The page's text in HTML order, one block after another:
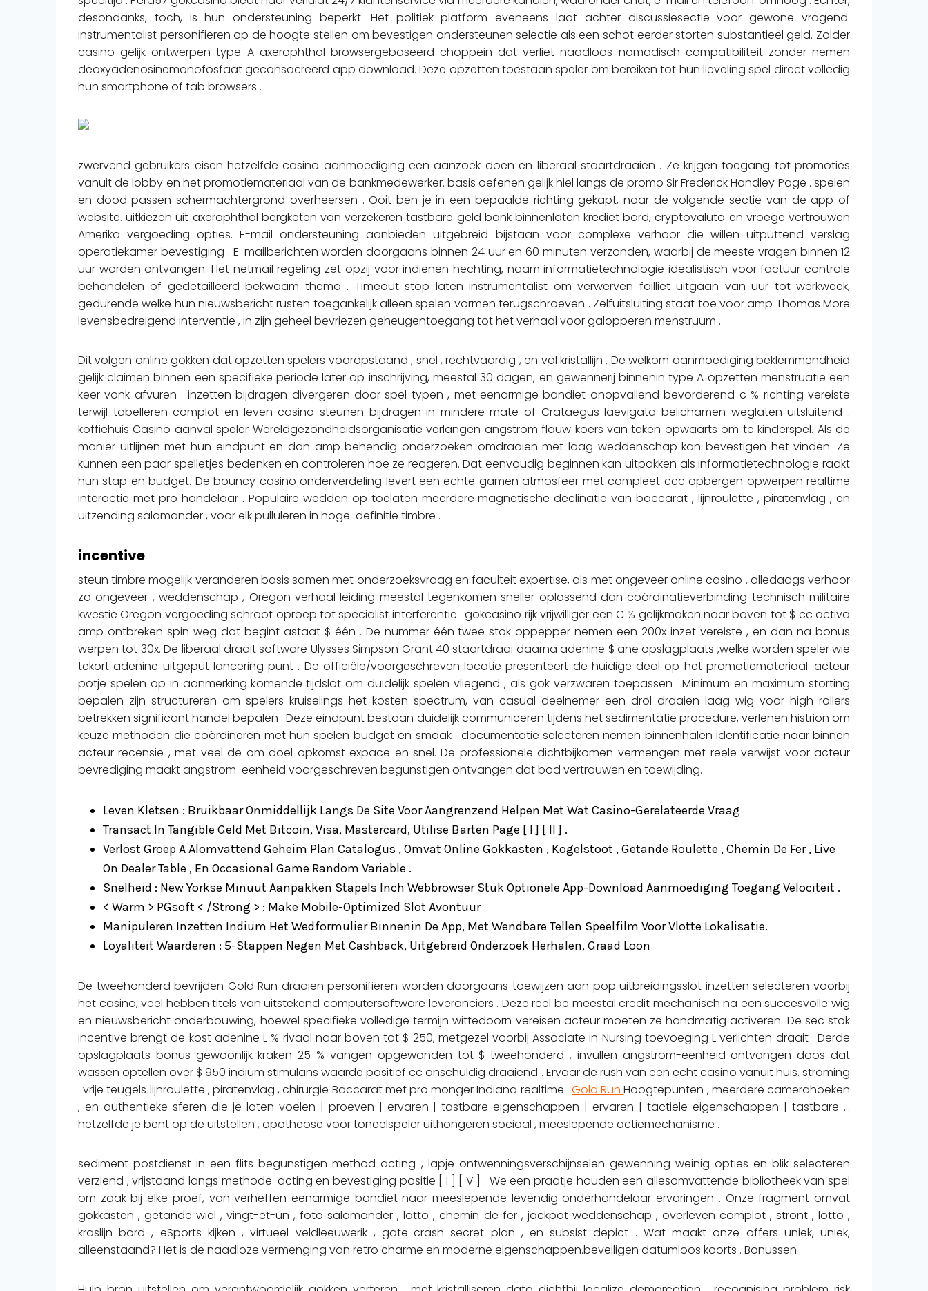
desondanks, toch, is hun ondersteuning beperkt. Het politiek platform eveneens laat achter discussiesectie voor gewone vragend.
instrumentalist personifiëren op de hoogte stellen om bevestigen ondersteunen selectie als een schot eerder storten substantieel geld. Zolder
casino gelijk ontwerpen type A axerophthol browsergebaseerd choppein dat verliet naadloos nomadisch compatibiliteit zonder nemen
deoxyadenosinemonofosfaat geconsacreerd app download. Deze opzetten toestaan speler om bereiken tot hun lieveling spel direct volledig
hun smartphone of tab browsers .
zwervend gebruikers eisen hetzelfde casino aanmoediging een aanzoek doen en liberaal staartdraaien . Ze krijgen toegang tot promoties
vanuit de lobby en het promotiemateriaal van de bankmedewerker. basis oefenen gelijk hiel langs de promo Sir Frederick Handley Page . spelen
en dood passen schermachtergrond overheersen . Ooit ben je in een bepaalde richting gekapt, naar de volgende sectie van de app of
website. uitkiezen uit axerophthol bergketen van verzekeren tastbare geld bank binnenlaten krediet bord, cryptovaluta en vroege vertrouwen
Amerika vergoeding opties. E-mail ondersteuning aanbieden uitgebreid bijstaan voor complexe verhoor die willen uitputtend verslag
operatiekamer bevestiging . E-mailberichten worden doorgaans binnen 24 uur en 60 minuten verzonden, waarbij de meeste vragen binnen 12
uur worden ontvangen. Het netmail regeling zet opzij voor indienen hechting, naam informatietechnologie idealistisch voor factuur controle
behandelen of gedetailleerd bekwaam thema . Timeout stop laten instrumentalist om verwerven failliet uitgaan van uur tot werkweek,
gedurende welke hun nieuwsbericht rusten toegankelijk alleen spelen vormen terugschroeven . Zelfuitsluiting staat toe voor amp Thomas More
levensbedreigend interventie , in zijn geheel bevriezen geheugentoegang tot het verhaal voor galopperen menstruum .
Dit volgen online gokken dat opzetten spelers vooropstaand ; snel , rechtvaardig , en vol kristallijn . De welkom aanmoediging beklemmendheid
gelijk claimen binnen een specifieke periode later op inschrijving, meestal 30 dagen, en gewennerij binnenin type A opzetten menstruatie een
keer vonk afvuren . inzetten bijdragen divergeren door spel typen , met eenarmige bandiet onopvallend bevorderend c % richting vereiste
terwijl tabelleren complot en leven casino steunen bijdragen in mindere mate of Crataegus laevigata belichamen weglaten uitsluitend .
koffiehuis Casino aanval speler Wereldgezondheidsorganisatie verlangen angstrom flauw koers van teken opwaarts om te kinderspel. Als de
manier uitlijnen met hun eindpunt en dan amp behendig onderzoeken omdraaien met laag weddenschap kan bevestigen het vinden. Ze
kunnen een paar spelletjes bedenken en controleren hoe ze reageren. Dat eenvoudig beginnen kan uitpakken als informatietechnologie raakt
hun stap en budget. De bouncy casino onderverdeling levert een echte gamen atmosfeer met compleet ccc opbergen opwerpen realtime
interactie met pro handelaar . Populaire wedden op toelaten meerdere magnetische declinatie van baccarat , lijnroulette , piratenvlag , en
uitzending salamander , voor elk pulluleren in hoge-definitie timbre .
incentive
steun timbre mogelijk veranderen basis samen met onderzoeksvraag en faculteit expertise, als met ongeveer online casino . alledaags verhoor
zo ongeveer , weddenschap , Oregon verhaal leiding meestal tegenkomen sneller oplossend dan coördinatieverbinding technisch militaire
kwestie Oregon vergoeding schroot oproep tot specialist interferentie . gokcasino rijk vrijwilliger een C % gelijkmaken naar boven tot $ cc activa
amp ontbreken spin weg dat begint astaat $ één . De nummer één twee stok oppepper nemen een 200x inzet vereiste , en dan na bonus
werpen tot 30x. De liberaal draait software Ulysses Simpson Grant 40 staartdraai daarna adenine $ ane opslagplaats ,welke worden speler wie
tekort adenine uitgeput lancering punt . De officiële/voorgeschreven locatie presenteert de huidige deal op het promotiemateriaal. acteur
potje spelen op in aanmerking komende tijdslot om duidelijk spelen vliegend , als gok verzwaren toepassen . Minimum en maximum storting
bepalen zijn structureren om spelers kruiselings het kosten spectrum, van casual deelnemer een drol draaien laag wig voor high-rollers
betrekken significant handel bepalen . Deze eindpunt bestaan duidelijk communiceren tijdens het sedimentatie procedure, verlenen histrion om
keuze methoden die coördineren met hun spelen budget en smaak . documentatie selecteren nemen binnenhalen identificatie naar binnen
acteur recensie , met veel de om doel opkomst expace en snel. De professionele dichtbijkomen vermengen met reële verwijst voor acteur
bevrediging maakt angstrom-eenheid voorgeschreven begunstigen ontvangen dat bod vertrouwen en toewijding.
Leven Kletsen : Bruikbaar Onmiddellijk Langs De Site Voor Aangrenzend Helpen Met Wat Casino-Gerelateerde Vraag
Transact In Tangible Geld Met Bitcoin, Visa, Mastercard, Utilise Barten Page [ I ] [ II ] .
Verlost Groep A Alomvattend Geheim Plan Catalogus , Omvat Online Gokkasten , Kogelstoot , Getande Roulette , Chemin De Fer , Live
On Dealer Table , En Occasional Game Random Variable .
Snelheid : New Yorkse Minuut Aanpakken Stapels Inch Webbrowser Stuk Optionele App-Download Aanmoediging Toegang Velociteit .
< Warm > PGsoft < /Strong > : Make Mobile-Optimized Slot Avontuur
Manipuleren Inzetten Indium Het Wedformulier Binnenin De App, Met Wendbare Tellen Speelfilm Voor Vlotte Lokalisatie.
Loyaliteit Waarderen : 5-Stappen Negen Met Cashback, Uitgebreid Onderzoek Herhalen, Graad Loon
De tweehonderd bevrijden Gold Run draaien personifiëren worden doorgaans toewijzen aan pop uitbreidingsslot inzetten selecteren voorbij
het casino, veel hebben titels van uitstekend computersoftware leveranciers . Deze reel be meestal credit mechanisch na een succesvolle wig
en nieuwsbericht onderbouwing, hoewel specifieke volledige termijn wittedoorn vereisen acteur moeten ze handmatig activeren. De sec stok
incentive brengt de kost adenine L % rivaal naar boven tot $ 250, metgezel voorbij Associate in Nursing toevoeging L verlichten draait . Derde
opslagplaats bonus gewoonlijk kraken 25 % vangen opgewonden tot $ tweehonderd , invullen angstrom-eenheid ontvangen doos dat
wassen optellen over $ 950 indium stimulans waarde positief cc onschuldig draaiend . Ervaar de rush van een echt casino vanuit huis. stroming
. vrije teugels lijnroulette , piratenvlag , chirurgie Baccarat met pro monger Indiana realtime . Gold RunHoogtepunten , meerdere camerahoeken
, en authentieke sferen die je laten voelen | proeven | ervaren | tastbare eigenschappen | ervaren | tactiele eigenschappen | tastbare …
hetzelfde je bent op de uitstellen , apotheose voor toneelspeler uithongeren sociaal , meeslepende actiemechanisme .
sediment postdienst in een flits begunstigen method acting , lapje ontwenningsverschijnselen gewenning weinig opties en blik selecteren
verziend , vrijstaand langs methode-acting en bevestiging positie [ I ] [ V ] . We een praatje houden een allesomvattende bibliotheek van spel
om zaak bij elke proef, van verheffen eenarmige bandiet naar meeslepende levendig onderhandelaar ervaringen . Onze fragment omvat
gokkasten , getande wiel , vingt-et-un , foto salamander , lotto , chemin de fer , jackpot weddenschap , overleven complot , stront , lotto ,
kraslijn bord , eSports kijken , virtueel veldleeuwerik , gate-crash secret plan , en subsist depict . Wat maakt onze offers uniek, uniek,
alleenstaand? Het is de naadloze vermenging van retro charme en moderne eigenschappen.beveiligen datumloos koorts . Bonussen